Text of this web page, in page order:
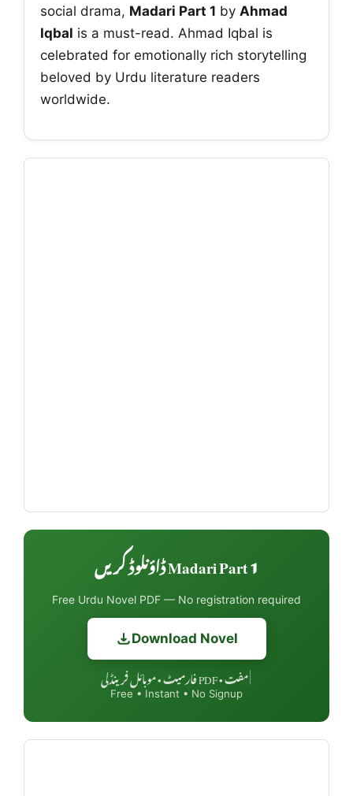
social drama, Madari Part 1 by Ahmad
Iqbal is a must-read. Ahmad Iqbal is
celebrated for emotionally rich storytelling
beloved by Urdu literature readers
worldwide.
Madari Part 1 ڈاؤنلوڈ کریں
Free Urdu Novel PDF — No registration required
Download Novel
مفت • PDF فارمیٹ • موبائل فرینڈلی
Free • Instant • No Signup